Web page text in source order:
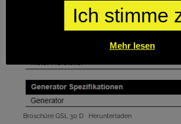
Broschüre GSL 30 D Herunterladen
Ich stimme
Mehr lesen